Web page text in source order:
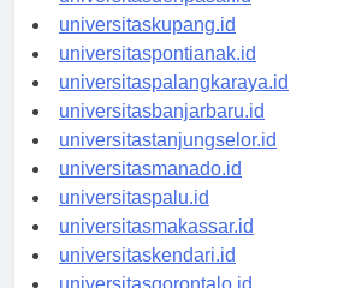
universitasdenpasar.id
universitaskupang.id
universitaspontianak.id
universitaspalangkaraya.id
universitasbanjarbaru.id
universitastanjungselor.id
universitasmanado.id
universitaspalu.id
universitasmakassar.id
universitaskendari.id